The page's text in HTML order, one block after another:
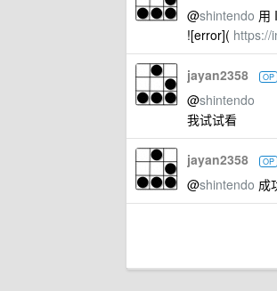
@shintendo 用
![error]( https://
jayan2358 OP
@shintendo
我试试看
jayan2358 OP
@shintendo 成